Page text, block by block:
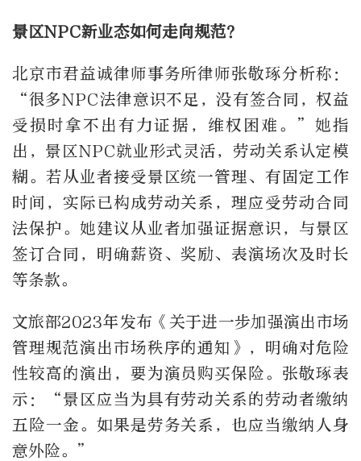
景区NPC新业态如何走向规范？
北京市君益诚律师事务所律师张敬琢分析称：
“很多NPC法律意识不足，没有签合同，权益
受损时拿不出有力证据，维权困难。”她指
出，景区NPC就业形式灵活，劳动关系认定模
糊。若从业者接受景区统一管理、有固定工作
时间，实际已构成劳动关系，理应受劳动合同
法保护。她建议从业者加强证据意识，与景区
签订合同，明确薪资、奖励、表演场次及时长
等条款。
文旅部2023年发布《关于进一步加强演出市场
管理规范演出市场秩序的通知》，明确对危险
性较高的演出，要为演员购买保险。张敬琢表
示：“景区应当为具有劳动关系的劳动者缴纳
五险一金。如果是劳务关系，也应当缴纳人身
意外险。”